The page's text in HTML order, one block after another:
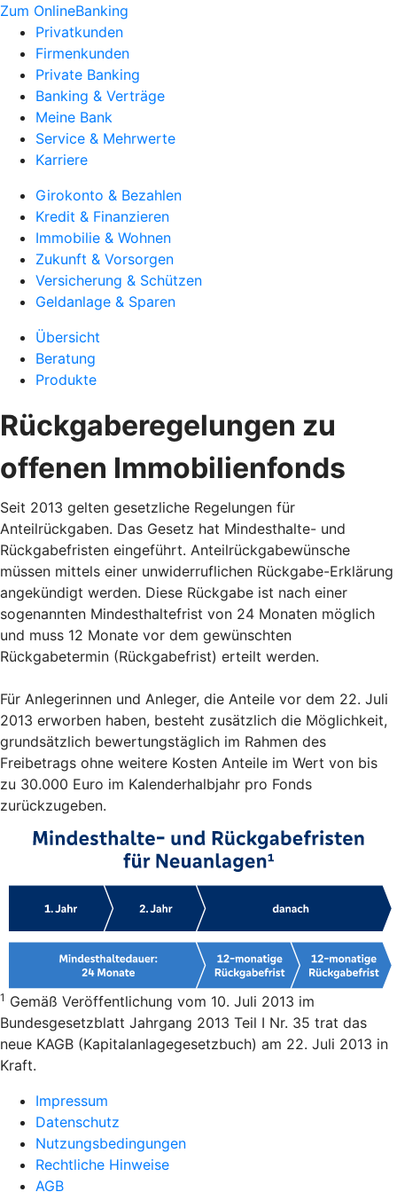
Zum OnlineBanking
Privatkunden
Firmenkunden
Private Banking
Banking & Verträge
Meine Bank
Service & Mehrwerte
Karriere
Girokonto & Bezahlen
Kredit & Finanzieren
Immobilie & Wohnen
Zukunft & Vorsorgen
Versicherung & Schützen
Geldanlage & Sparen
Übersicht
Beratung
Produkte
Rückgaberegelungen zu
offenen Immobilienfonds
Seit 2013 gelten gesetzliche Regelungen für
Anteilrückgaben. Das Gesetz hat Mindesthalte- und
Rückgabefristen eingeführt. Anteilrückgabewünsche
müssen mittels einer unwiderruflichen Rückgabe-Erklärung
angekündigt werden. Diese Rückgabe ist nach einer
sogenannten Mindesthaltefrist von 24 Monaten möglich
und muss 12 Monate vor dem gewünschten
Rückgabetermin (Rückgabefrist) erteilt werden.
Für Anlegerinnen und Anleger, die Anteile vor dem 22. Juli
2013 erworben haben, besteht zusätzlich die Möglichkeit,
grundsätzlich bewertungstäglich im Rahmen des
Freibetrags ohne weitere Kosten Anteile im Wert von bis
zu 30.000 Euro im Kalenderhalbjahr pro Fonds
zurückzugeben.
1 Gemäß Veröffentlichung vom 10. Juli 2013 im
Bundesgesetzblatt Jahrgang 2013 Teil I Nr. 35 trat das
neue KAGB (Kapitalanlagegesetzbuch) am 22. Juli 2013 in
Kraft.
Impressum
Datenschutz
Nutzungsbedingungen
Rechtliche Hinweise
AGB